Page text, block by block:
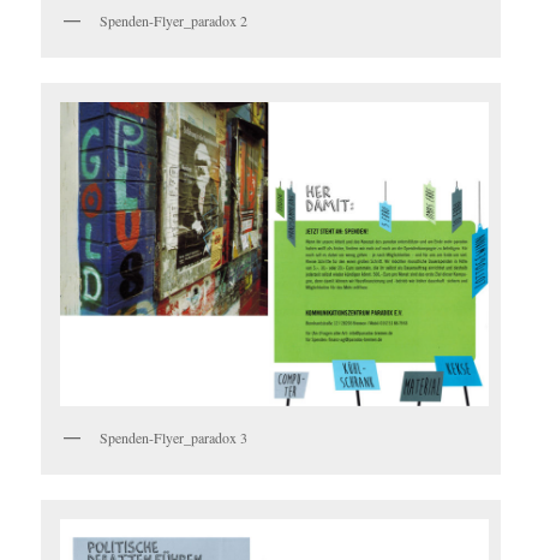
Spenden-Flyer_paradox 2
Spenden-Flyer_paradox 3